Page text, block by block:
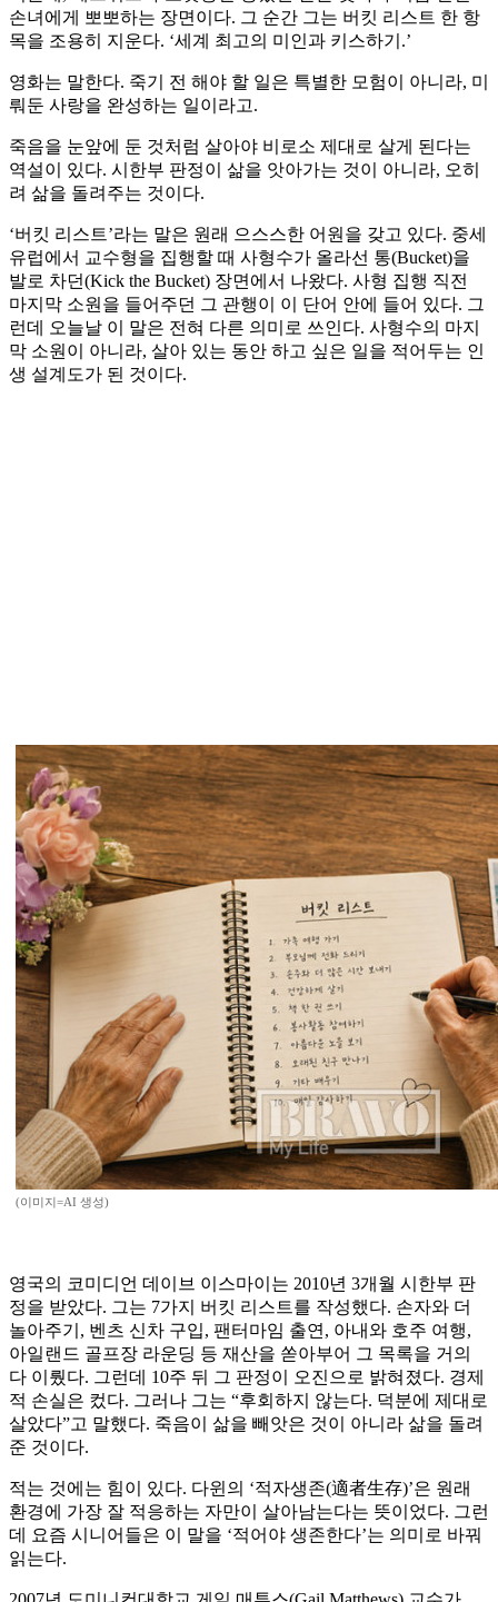
손녀에게 뽀뽀하는 장면이다. 그 순간 그는 버킷 리스트 한 항
목을 조용히 지운다. ‘세계 최고의 미인과 키스하기.’
영화는 말한다. 죽기 전 해야 할 일은 특별한 모험이 아니라, 미
뤄둔 사랑을 완성하는 일이라고.
죽음을 눈앞에 둔 것처럼 살아야 비로소 제대로 살게 된다는
역설이 있다. 시한부 판정이 삶을 앗아가는 것이 아니라, 오히
려 삶을 돌려주는 것이다.
‘버킷 리스트’라는 말은 원래 으스스한 어원을 갖고 있다. 중세
유럽에서 교수형을 집행할 때 사형수가 올라선 통(Bucket)을
발로 차던(Kick the Bucket) 장면에서 나왔다. 사형 집행 직전
마지막 소원을 들어주던 그 관행이 이 단어 안에 들어 있다. 그
런데 오늘날 이 말은 전혀 다른 의미로 쓰인다. 사형수의 마지
막 소원이 아니라, 살아 있는 동안 하고 싶은 일을 적어두는 인
생 설계도가 된 것이다.
(이미지=AI 생성)
영국의 코미디언 데이브 이스마이는 2010년 3개월 시한부 판
정을 받았다. 그는 7가지 버킷 리스트를 작성했다. 손자와 더
놀아주기, 벤츠 신차 구입, 팬터마임 출연, 아내와 호주 여행,
아일랜드 골프장 라운딩 등 재산을 쏟아부어 그 목록을 거의
다 이뤘다. 그런데 10주 뒤 그 판정이 오진으로 밝혀졌다. 경제
적 손실은 컸다. 그러나 그는 “후회하지 않는다. 덕분에 제대로
살았다”고 말했다. 죽음이 삶을 빼앗은 것이 아니라 삶을 돌려
준 것이다.
적는 것에는 힘이 있다. 다윈의 ‘적자생존(適者生存)’은 원래
환경에 가장 잘 적응하는 자만이 살아남는다는 뜻이었다. 그런
데 요즘 시니어들은 이 말을 ‘적어야 생존한다’는 의미로 바꿔
읽는다.